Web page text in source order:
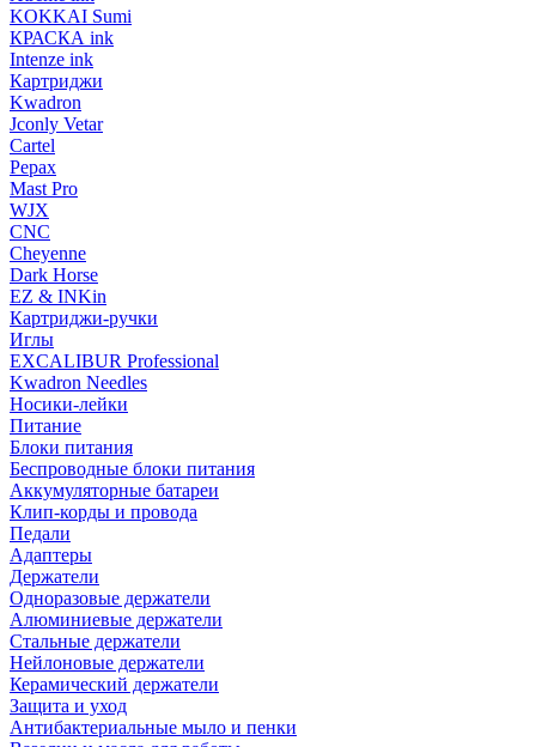
KOKKAI Sumi
КРАСКА ink
Intenze ink
Картриджи
Kwadron
Jconly Vetar
Cartel
Pepax
Mast Pro
WJX
CNC
Cheyenne
Dark Horse
EZ & INKin
Картриджи-ручки
Иглы
EXCALIBUR Professional
Kwadron Needles
Носики-лейки
Питание
Блоки питания
Беспроводные блоки питания
Аккумуляторные батареи
Клип-корды и провода
Педали
Адаптеры
Держатели
Одноразовые держатели
Алюминиевые держатели
Стальные держатели
Нейлоновые держатели
Керамический держатели
Защита и уход
Антибактериальные мыло и пенки